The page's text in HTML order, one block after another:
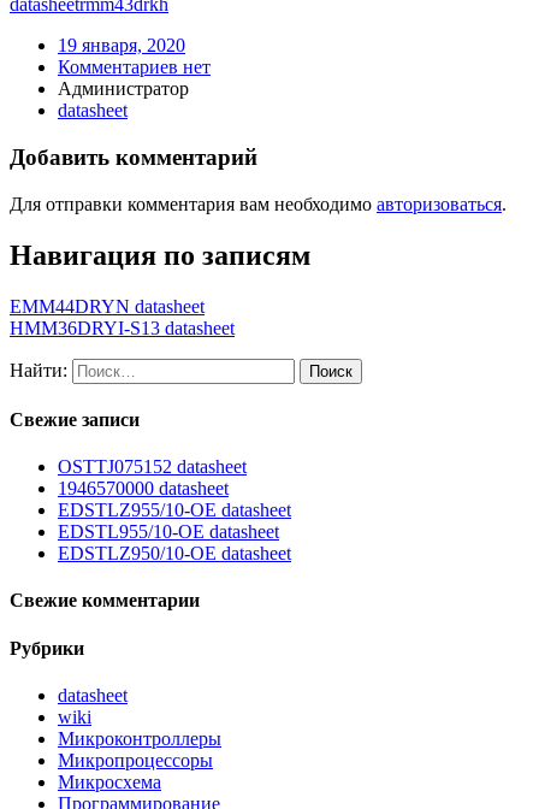
datasheetrmm43drkh
19 января, 2020
Комментариев нет
Администратор
datasheet
Добавить комментарий
Для отправки комментария вам необходимо авторизоваться.
Навигация по записям
EMM44DRYN datasheet
HMM36DRYI-S13 datasheet
Найти:
Свежие записи
OSTTJ075152 datasheet
1946570000 datasheet
EDSTLZ955/10-OE datasheet
EDSTL955/10-OE datasheet
EDSTLZ950/10-OE datasheet
Свежие комментарии
Рубрики
datasheet
wiki
Микроконтроллеры
Микропроцессоры
Микросхема
Программирование